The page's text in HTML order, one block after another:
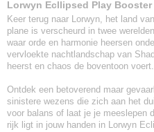
Lorwyn Ecllipsed Play
Keer terug naar Lorwyn, het land
plane is verscheurd in twee
waar orde en harmonie heersen
vervloekte nachtlandschap van
heerst en chaos de boventoon voert.
Ontdek een betoverend maar
sinistere wezens die zich aan het
voor balans of laat je je meeslepen
rijk ligt in jouw handen in Lorwyn